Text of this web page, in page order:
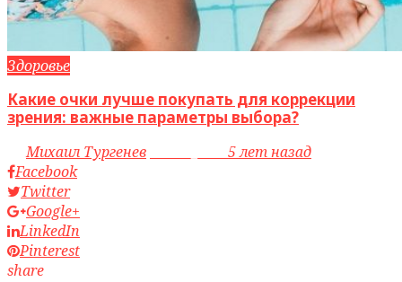
Здоровье
Какие очки лучше покупать для коррекции
зрения: важные параметры выбора?
byМихаил Тургенев
5 лет назад
Facebook
Twitter
Google+
LinkedIn
Pinterest
share